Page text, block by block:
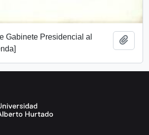
Gabinete Presidencial al